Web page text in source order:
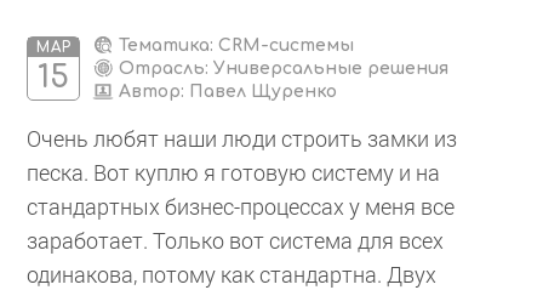
МАР
15
Тематика: CRM-системы
Отрасль: Универсальные решения
Автор: Павел Щуренко
Очень любят наши люди строить замки из
песка. Вот куплю я готовую систему и на
стандартных бизнес-процессах у меня все
заработает. Только вот система для всех
одинакова, потому как стандартна. Двух